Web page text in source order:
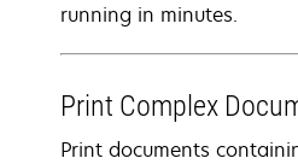
running in minutes.
Print Complex
Print documents